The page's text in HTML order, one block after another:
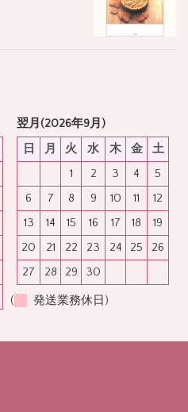
翌月(2026年9月)
日
月 火 水 木 金
土
1
2 3 4
5
6
7 8 9 10 11
12
13
14 15 16 17 18
19
20
21 22 23 24 25
26
27
28 29 30
( 発送業務休日)